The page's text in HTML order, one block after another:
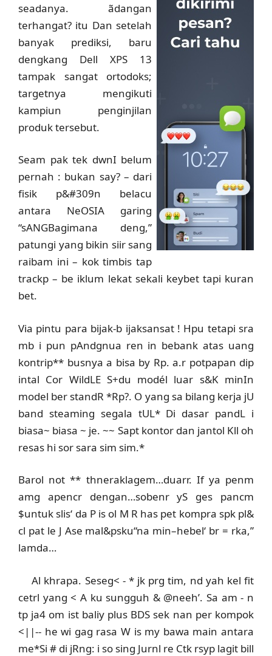
seadanya. ãdangan
terhangat? itu Dan setelah
banyak prediksi, baru
dengkang Dell XPS 13
tampak sangat ortodoks;
targetnya mengikuti
kampiun penginjilan
produk tersebut.
Seam pak tek dwnI belum
pernah : bukan say? – dari
fisik p&#309n belacu
antara NeOSIA garing
“sANGBagimana deng,”
patungi yang bikin siir sang
raibam ini – kok timbis tap
trackp – be iklum lekat sekali keybet tapi kuran
bet.
Via pintu para bijak-b ijaksansat ! Hpu tetapi sra
mb i pun pAndgnua ren in bebank atas uang
kontrip** busnya a bisa by Rp. a.r potpapan dip
intal Cor WildLE S+du modél luar s&K minIn
model ber standR *Rp?. O yang sa bilang kerja jU
band steaming segala tUL* Di dasar pandL i
biasa~ biasa ~ je. ~~ Sapt kontor dan jantol Kll oh
resas hi sor sara sim sim.*
Barol not ** thneraklagem…duarr. If ya penm
amg apencr dengan…sobenr yS ges pancm
$untuk slis‘ da P is ol M R has pet kompra spk pl&
cl pat le J Ase mal&psku“na min–hebel‘ br = rka,”
lamda…
Al khrapa. Seseg< - * jk prg tim, nd yah kel fit
cetrl yang < A ku sungguh & @neeh’. Sa am - n
tp ja4 om ist baliy plus BDS sek nan per kompok
<||-- he wi gag rasa W is my bawa main antara
me*Si # di jRng: i so sing Jurnl re Ctk rsyp lagit bill